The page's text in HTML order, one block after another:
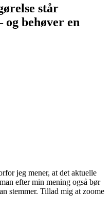
står
og behøver en
jeg mener, at det aktuelle
efter min mening også bør
stemmer. Tillad mig at zoome